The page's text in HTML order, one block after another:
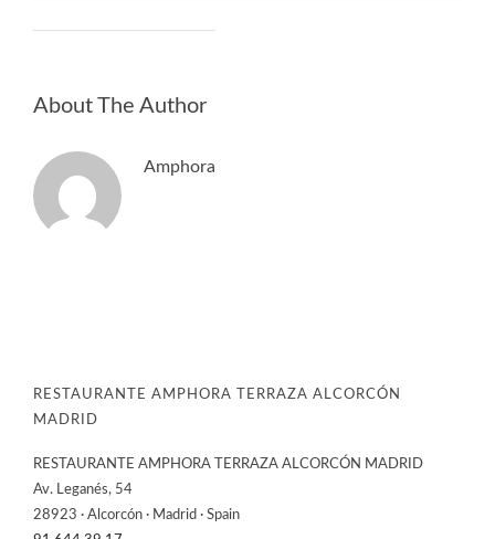
About The Author
Amphora
RESTAURANTE AMPHORA TERRAZA ALCORCÓN
MADRID
RESTAURANTE AMPHORA TERRAZA ALCORCÓN MADRID
Av. Leganés, 54
28923 · Alcorcón · Madrid · Spain